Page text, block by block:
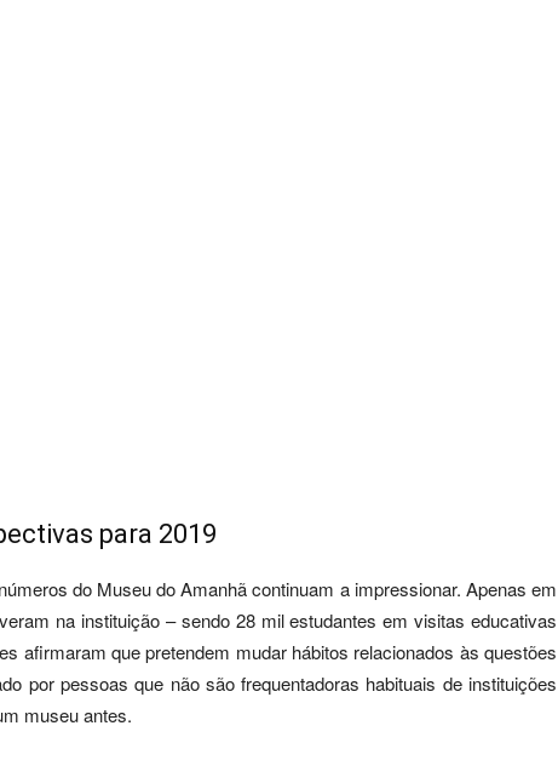
para 2019
do Museu do Amanhã continuam a impressionar. Apenas em
na instituição – sendo 28 mil estudantes em visitas educativas
afirmaram que pretendem mudar hábitos relacionados às questões
por pessoas que não são frequentadoras habituais de instituições
museu antes.